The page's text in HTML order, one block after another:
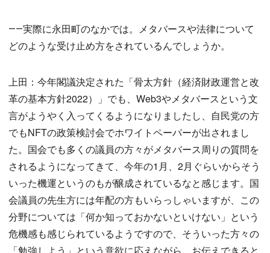
――実際に永田町のなかでは。メタバースや法律について
どのような受け止め方をされているんでしょうか。
上田：今年閣議決定された「骨太方針（経済財政運営と改
革の基本方針2022）」でも、Web3やメタバースという文
言がようやく入ってくるようになりましたし、自民党の方
でもNFTの政策検討会でホワイトペーパーが出されまし
た。国会でも多くの議員の方々がメタバース周りの質問を
されるようになってきて、今年の1月、2月ぐらいからそう
いった機運というのもが醸成されているなと感じます。国
会議員の先生方には年配の方もいらっしゃいますが、この
分野については「何か知っておかないといけない」という
危機感も感じられているようですので、そういった方々の
「勉強しよう」という意欲に応えながら、お伝えできると